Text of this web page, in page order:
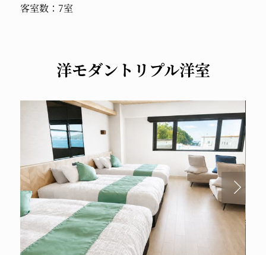
客室数：7室
洋モダントリプル洋室